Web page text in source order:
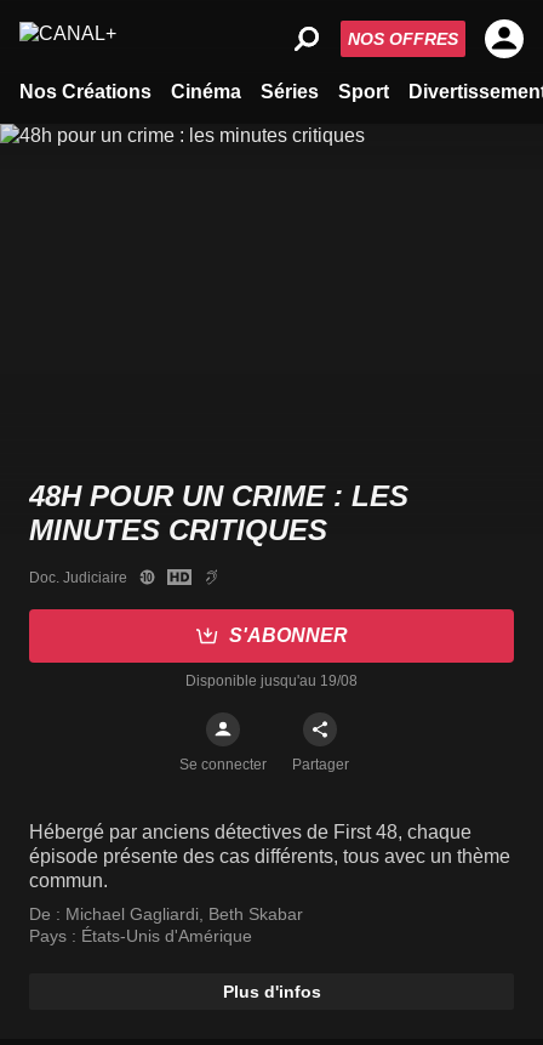
Nos Créations Cinéma Séries Sport
NOS OFFRES
48H POUR UN CRIME : LES
MINUTES CRITIQUES
Doc. Judiciaire
S'ABONNER
Disponible jusqu'au 19/08
Se connecter Partager
Hébergé par anciens détectives de First 48, chaque
épisode présente des cas différents, tous avec un thème
commun.
De : Michael Gagliardi
Beth Skabar
Pays : États-Unis d'Amérique
Plus d'infos